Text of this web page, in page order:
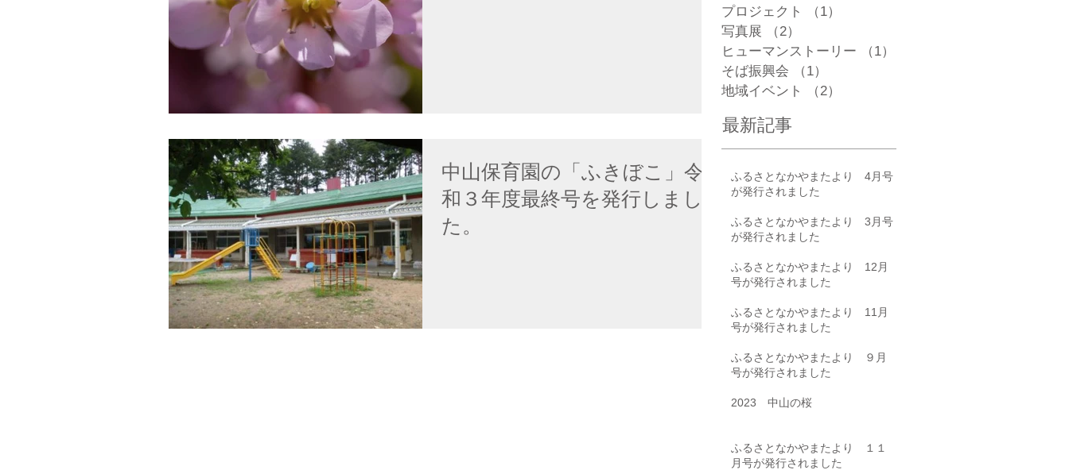
中山保育園の「ふきぼこ」令
和３年度最終号を発行しまし
た。
プロジェクト
（1）
写真展
（2）
ヒューマンストーリー
（1）
そば振興会
（1）
地域イベント
（2）
最新記事
ふるさとなかやまたより 4月号
が発行されました
ふるさとなかやまたより 3月号
が発行されました
ふるさとなかやまたより 12月
号が発行されました
ふるさとなかやまたより 11月
号が発行されました
ふるさとなかやまたより ９月
号が発行されました
2023 中山の桜
ふるさとなかやまたより １１
月号が発行されました